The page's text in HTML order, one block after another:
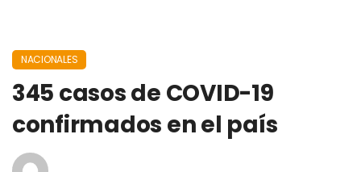
NACIONALES
345 casos de COVID-19
confirmados en el país